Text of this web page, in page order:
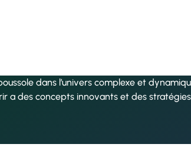
dans l’univers complexe et
a des concepts innovants et des